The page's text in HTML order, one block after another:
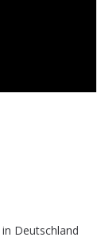
in Deutschland